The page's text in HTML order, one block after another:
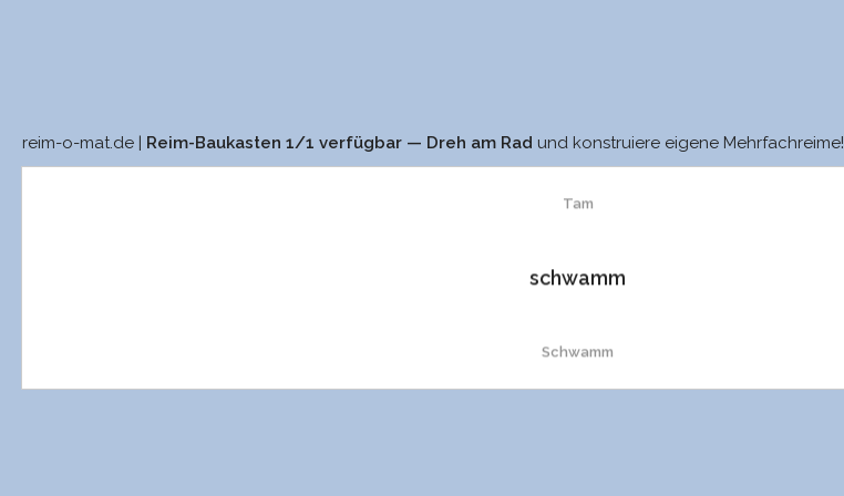
reim-o-mat.de | Reim-Baukasten 1/1 verfügbar — Dreh am Rad und konstruiere eigene Mehrfachreime!
Tam
schwamm
Schwamm